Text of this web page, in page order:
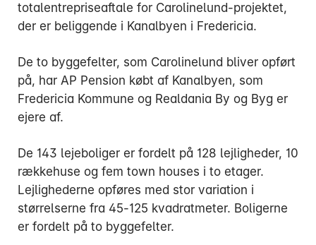
totalentrepriseaftale for Carolinelund-projektet,
der er beliggende i Kanalbyen i Fredericia.
De to byggefelter, som Carolinelund bliver opført
på, har AP Pension købt af Kanalbyen, som
Fredericia Kommune og Realdania By og Byg er
ejere af.
De 143 lejeboliger er fordelt på 128 lejligheder, 10
rækkehuse og fem town houses i to etager.
Lejlighederne opføres med stor variation i
størrelserne fra 45-125 kvadratmeter. Boligerne
er fordelt på to byggefelter.